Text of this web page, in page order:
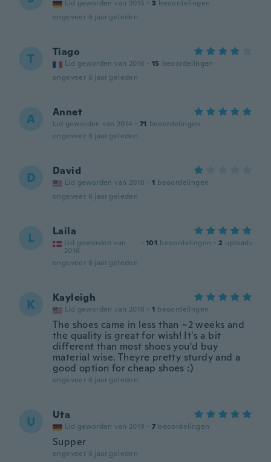
Lid geworden van 2015 · 3 beoordelingen
ongeveer 6 jaar geleden
T Tiago
Lid geworden van 2016 · 15 beoordelingen
ongeveer 6 jaar geleden
A Annet
Lid geworden van 2014 · 71 beoordelingen
ongeveer 6 jaar geleden
D David
Lid geworden van 2018 · 1 beoordelingen
ongeveer 6 jaar geleden
L Laila
Lid geworden van
2016
· 101 beoordelingen · 2 uploads
ongeveer 6 jaar geleden
K Kayleigh
Lid geworden van 2018 · 1 beoordelingen
The shoes came in less than ~2 weeks and
the quality is great for wish! It's a bit
different than most shoes you'd buy
material wise. Theyre pretty sturdy and a
good option for cheap shoes :)
ongeveer 6 jaar geleden
U Uta
Lid geworden van 2019 · 7 beoordelingen
Supper
ongeveer 6 jaar geleden